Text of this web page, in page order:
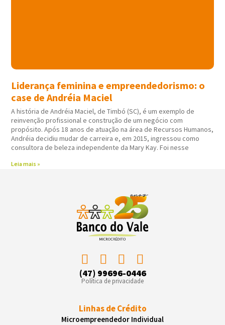
Liderança feminina e empreendedorismo: o
case de Andréia Maciel
A história de Andréia Maciel, de Timbó (SC), é um exemplo de
reinvenção profissional e construção de um negócio com
propósito. Após 18 anos de atuação na área de Recursos Humanos,
Andréia decidiu mudar de carreira e, em 2015, ingressou como
consultora de beleza independente da Mary Kay. Foi nesse
Leia mais »
(47) 99696-0446
Política de privacidade
Linhas de Crédito
Microempreendedor Individual